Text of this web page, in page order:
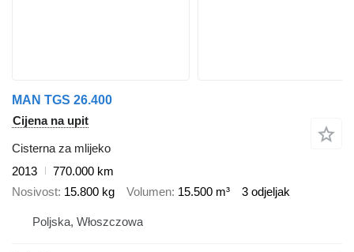
MAN TGS 26.400
Cijena na upit
Cisterna za mlijeko
2013
770.000 km
Nosivost 15.800 kg Volumen 15.500 m³ 3 odjeljak
Poljska, Włoszczowa